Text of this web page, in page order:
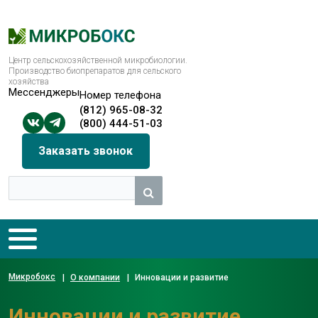
Центр сельскохозяйственной микробиологии.
Производство биопрепаратов для сельского
хозяйства
МессенджерыНомер телефона
(812) 965-08-32
(800) 444-51-03
Заказать звонок
Микробокс | О компании | Инновации и развитие